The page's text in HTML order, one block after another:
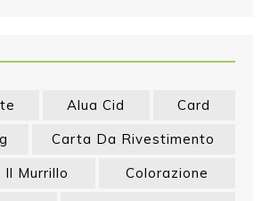
Alua Cid
Card
Carta Da Rivestimento
Il Murrillo
Colorazione